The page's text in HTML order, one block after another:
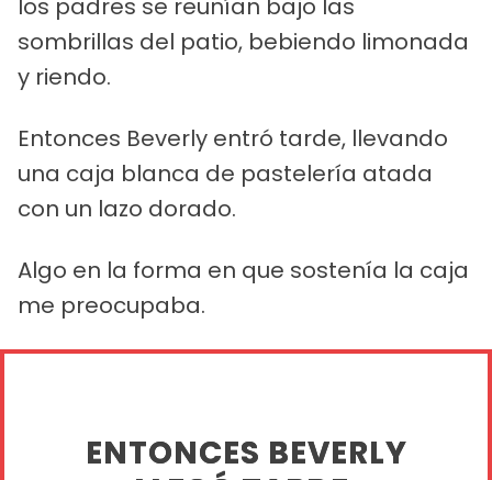
los padres se reunían bajo las
sombrillas del patio, bebiendo limonada
y riendo.
Entonces Beverly entró tarde, llevando
una caja blanca de pastelería atada
con un lazo dorado.
Algo en la forma en que sostenía la caja
me preocupaba.
ENTONCES BEVERLY